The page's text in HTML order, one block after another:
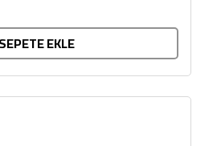
SEPETE EKLE